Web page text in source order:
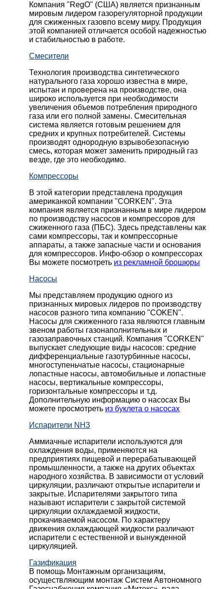
Компания "RegO" (США) является признанным
мировым лидером газорегуляторной продукции
для сжиженных газовпо всему миру. Продукция
этой компанией отличается особой надежностью
и стабильностью в работе.
Смесители
Технология производства синтетического
натурального газа хорошо известна в мире,
испытан и проверена на производстве, она
широко используется при необходимости
увеличения объемов потребления природного
газа или его полной замены. Смесительная
система является готовым решением для
средних и крупных потребителей. Системы
производят однородную взрывобезопасную
смесь, которая может заменить природный газ
везде, где это необходимо.
Компрессоры
В этой категории представлена продукция
американкой компании "CORKEN". Эта
компания является признанным в мире лидером
по производству насосов и компрессоров для
сжиженного газа (ПБС). Здесь представлены как
сами компрессоры, так и компрессорные
аппараты, а также запасные части и основания
для компрессоров. Инфо-обзор о компрессорах
Вы можете посмотреть из рекламной брошюры
Насосы
Мы представляем продукцию одного из
признанных мировых лидеров по производству
насосов разного типа компанию "COKEN".
Насосы для сжиженного газа являются главным
звеном работы газонаполнительных и
газозаправочных станций. Компания "CORKEN"
выпускает следующие виды насосов: cредние
дифференциальные газотурбинные насосы,
многоступеньчатые насосы, стационарные
лопастные насосы, автомобильные и лопaстные
насосы, вертикальные компрессоры,
горизонтальные компрессоры и т.д.
Дополнительную информацию о насосах Вы
можете просмотреть из буклета о насосах
Испарители NH3
Аммиачные испарители используются для
охлаждения воды, применяются на
предприятиях пищевой и перерабатывающей
промышленности, а также на других объектах
народного хозяйства. В зависимости от условий
циркуляции, различают открытые испарители и
закрытые. Испарителями закрытого типа
называют испарители с закрытой системой
циркуляции охлаждаемой жидкости,
прокачиваемой насосом. По характеру
движения охлаждающей жидкости различают
испарители с естественной и вынужденной
циркуляцией.
Газификация
В помощь Монтажным организациям,
осуществляющим монтаж Систем Автономного